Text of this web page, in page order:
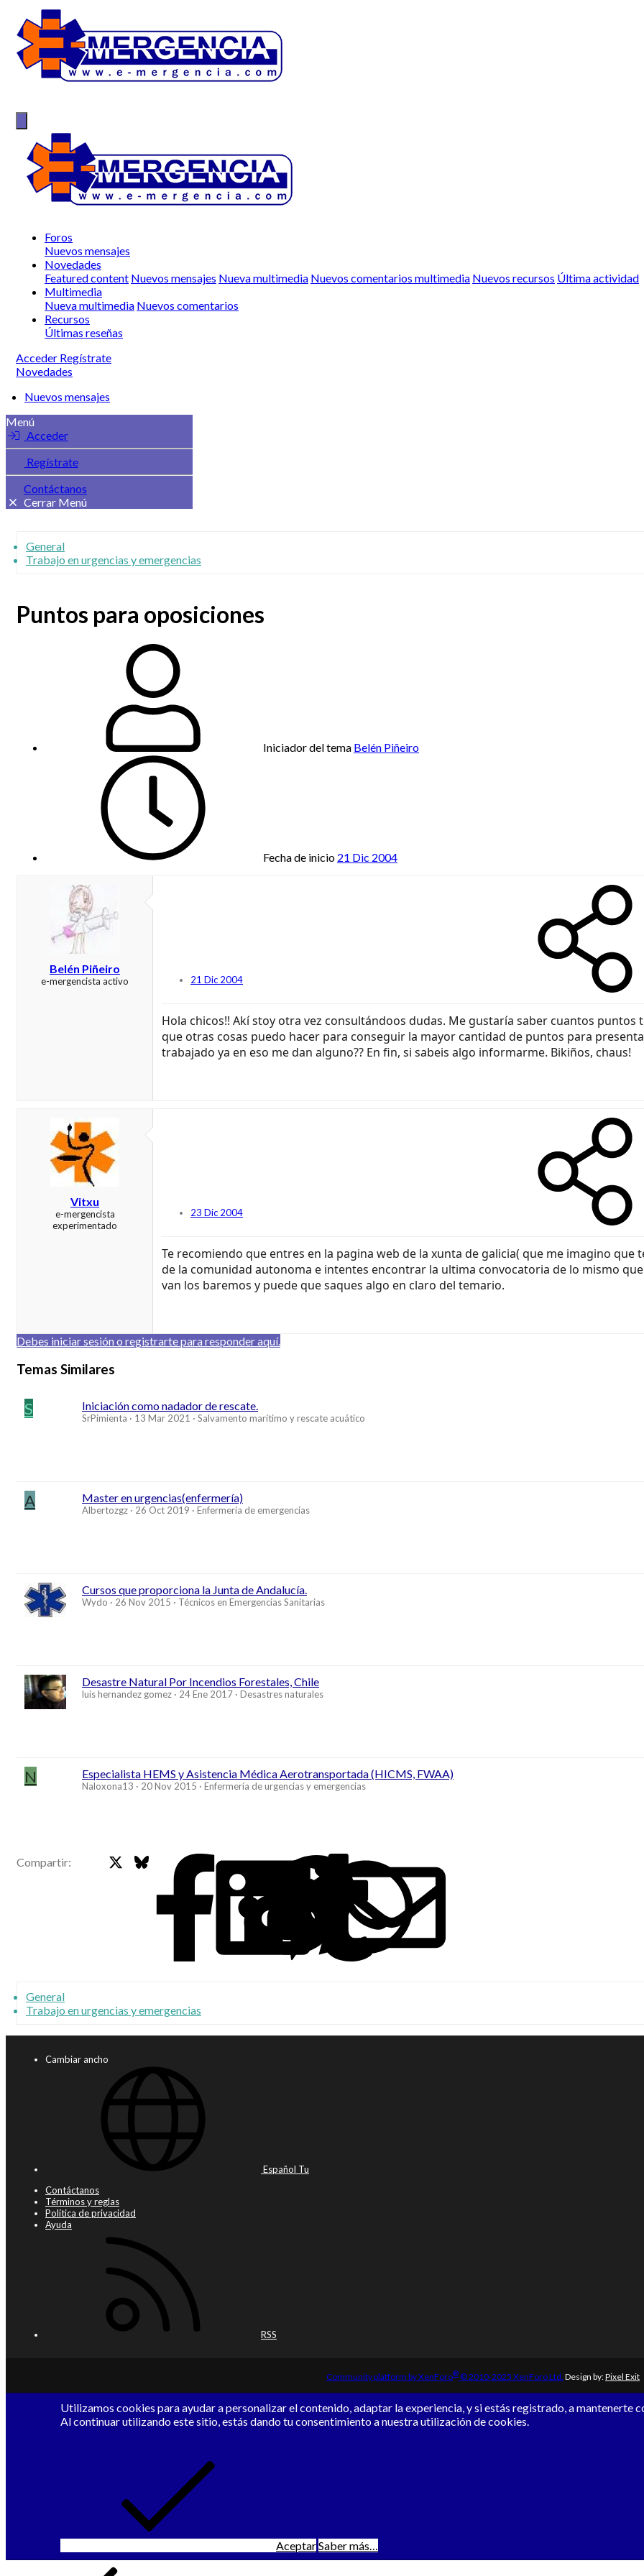
Foros
Nuevos mensajes
Novedades
Featured content Nuevos mensajes Nueva multimedia Nuevos comentarios multimedia Nuevos recursos Última actividad
Multimedia
Nueva multimedia Nuevos comentarios
Recursos
Últimas reseñas
Acceder Regístrate
Novedades
Nuevos mensajes
Menú
Acceder
Regístrate
Contáctanos
Cerrar Menú
General
Trabajo en urgencias y emergencias
Puntos para oposiciones
Iniciador del tema Belén Piñeiro
Fecha de inicio 21 Dic 2004
Belén Piñeiro
e-mergencista activo 21 Dic 2004
Hola chicos!! Akí stoy otra vez consultándoos dudas. Me gustaría saber cuantos
que otras cosas puedo hacer para conseguir la mayor cantidad de puntos para
trabajado ya en eso me dan alguno?? En fin, si sabeis algo informarme. Bikiños, chaus!
Vitxu
e-mergencista
experimentado
23 Dic 2004
Te recomiendo que entres en la pagina web de la xunta de galicia( que me imagino que
de la comunidad autonoma e intentes encontrar la ultima convocatoria de lo mismo
van los baremos y puede que saques algo en claro del temario.
Debes iniciar sesión o registrarte para responder aquí.
Temas Similares
S Iniciación como nadador de rescate.
SrPimienta 13 Mar 2021 Salvamento marítimo y rescate acuático
A Master en urgencias(enfermería)
Albertozgz 26 Oct 2019 Enfermería de emergencias
Cursos que proporciona la Junta de Andalucía.
Wydo 26 Nov 2015 Técnicos en Emergencias Sanitarias
Desastre Natural Por Incendios Forestales, Chile
luis hernandez gomez 24 Ene 2017 Desastres naturales
N Especialista HEMS y Asistencia Médica Aerotransportada (HICMS, FWAA)
Naloxona13 20 Nov 2015 Enfermería de urgencias y emergencias
Compartir: Facebook
Bluesky LinkedIn
General
Trabajo en urgencias y emergencias
Cambiar ancho
Español Tu
Contáctanos
Términos y reglas
Política de privacidad
Ayuda
RSS
Community platform by XenForo®© 2010-2025 XenForo Ltd. Design by:Pixel Exit
Utilizamos cookies para ayudar a personalizar el contenido, adaptar la experiencia, y si estás registrado, a mantenerte
Al continuar utilizando este sitio, estás dando tu consentimiento a nuestra utilización de cookies.
AceptarSaber más…